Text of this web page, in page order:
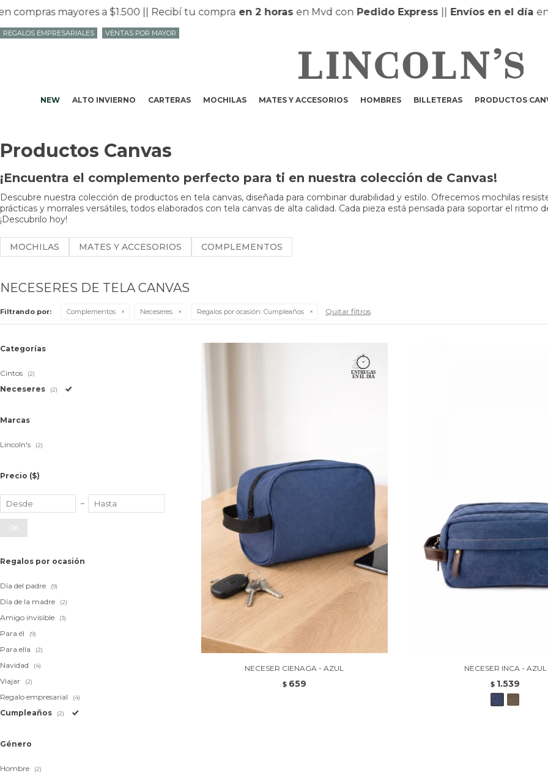
mayores a $1.500 || Recibí tu compraen 2 horasen Mvd conPedido Express||Envíos en el díaen
NEW ALTO INVIERNO CARTERAS MOCHILAS MATES Y ACCESORIOS HOMBRES BILLETERAS PRODUCTOS
REGALOS EMPRESARIALES VENTAS POR MAYOR
Productos Canvas
¡Encuentra el complemento perfecto para ti en nuestra colección de Canvas!
Descubre nuestra colección de productos en tela canvas, diseñada para combinar durabilidad y estilo. Ofrecemos mochilas
prácticas y morrales versátiles, todos elaborados con tela canvas de alta calidad. Cada pieza está pensada para soportar el
¡Descubrilo hoy!
MOCHILAS MATES Y ACCESORIOS COMPLEMENTOS
NECESERES DE TELA CANVAS
Filtrando por: Complementos Neceseres Regalos por ocasión: Cumpleaños Quitar filtros
NECESER CIENAGA - AZUL
$ 659
NECESER INCA - AZUL
$ 1.539
Categorías
Cintos (2)
Neceseres (2)
Marcas
Lincoln's (2)
Precio ($)
OK
Regalos por ocasión
Día del padre (9)
Día de la madre (2)
Amigo invisible (3)
Para él (9)
Para ella (2)
Navidad (4)
Viajar (2)
Regalo empresarial (4)
Cumpleaños (2)
Género
Hombre (2)